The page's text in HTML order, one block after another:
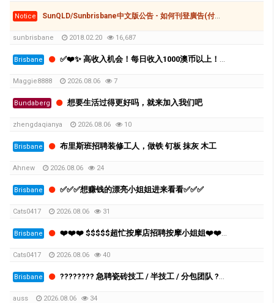
Notice SunQLD/Sunbrisbane中文版公告 - 如何刊登廣告(付費和免費)
sunbrisbane 2018.02.20 16,687
Brisbane ✅❤️✨ 高收入机会！每日收入1000澳币以上！布里斯班高端按摩连锁诚聘员工 ❤️✨✅
Maggie8888 2026.08.06 7
Bundaberg 想要生活过得更好吗，就来加入我们吧
zhengdaqianya 2026.08.06 10
Brisbane 布里斯班招聘装修工人，做铁 钉板 抹灰 木工
Ahnew 2026.08.06 24
Brisbane ✅✅✅想赚钱的漂亮小姐姐进来看看✅✅✅
Cats0417 2026.08.06 31
Brisbane ❤️❤️❤️ $$$$$超忙按摩店招聘按摩小姐姐❤️❤️❤️
Cats0417 2026.08.06 40
Brisbane ???????? 急聘瓷砖技工 / 半技工 / 分包团队 ????????
auss 2026.08.06 34